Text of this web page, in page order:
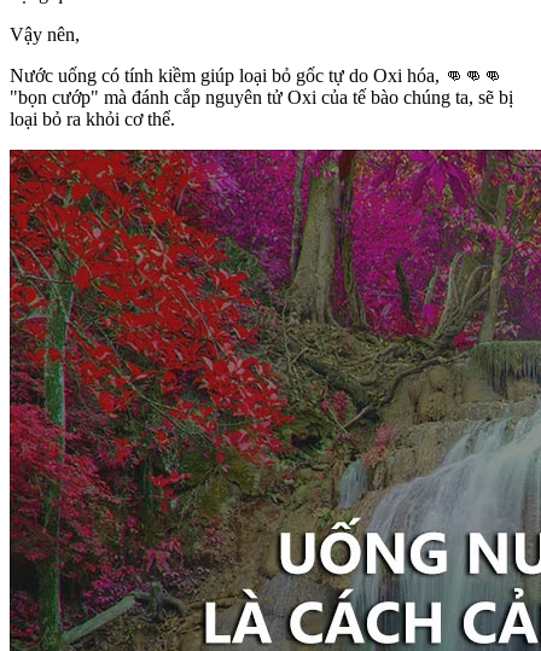
Vậy nên,
Nước uống có tính kiềm giúp loại bỏ gốc tự do Oxi hóa, 👊👊👊
"bọn cướp" mà đánh cắp nguyên tử Oxi của tế bào chúng ta, sẽ bị
loại bỏ ra khỏi cơ thể.